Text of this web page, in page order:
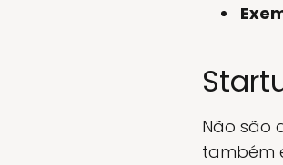
Não são
também